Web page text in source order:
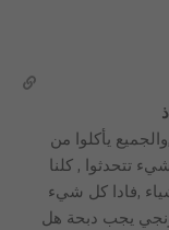
يأكلوا من
تتحدثوا , كلنا
,فادا كل شيء
يجب دبحة هل